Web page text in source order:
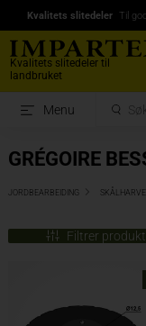
Kvalitets slitedeler Til
Kvalitets slitedeler til
landbruket
Menu
GRÉGOIRE
JORDBEARBEIDING
Filtrer